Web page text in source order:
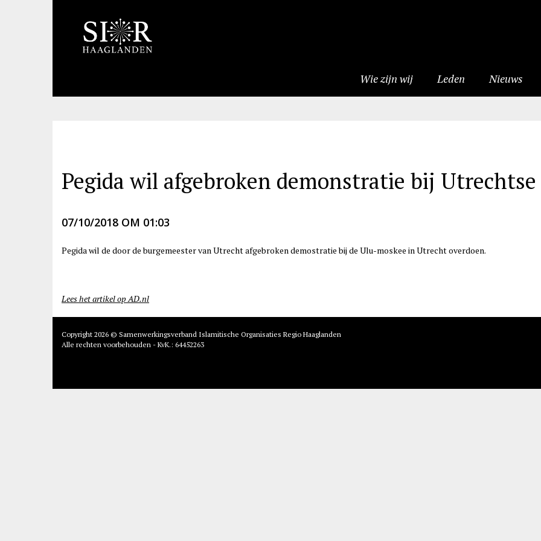
Wie zijn wij Leden Nieuws
Pegida wil afgebroken demonstratie bij Utrechtse
07/10/2018 OM 01:03
Pegida wil de door de burgemeester van Utrecht afgebroken demostratie bij de Ulu-moskee in Utrecht overdoen.
Lees het artikel op AD.nl
Copyright 2026 © Samenwerkingsverband Islamitische Organisaties Regio Haaglanden
Alle rechten voorbehouden - KvK.: 64452263